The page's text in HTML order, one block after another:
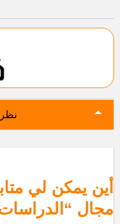
أين يمكن لي
مجال “الدراسات